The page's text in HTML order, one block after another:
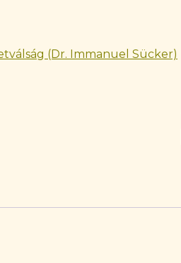
(Dr. Immanuel Sücker)